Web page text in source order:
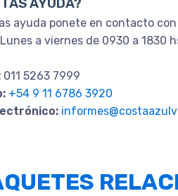
AYUDA?
ayuda ponete en contacto
a viernes de 0930 a 1830
011 5263 7999
+54 9 11 6786 3920